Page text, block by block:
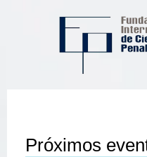
Próximos